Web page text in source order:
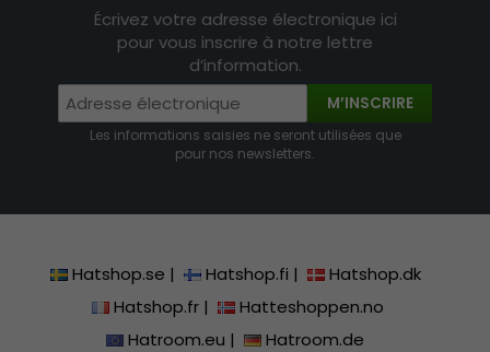
Écrivez votre adresse électronique ici
pour vous inscrire à notre lettre
d’information.
M’INSCRIRE
Les informations saisies ne seront utilisées que
pour nos newsletters.
Hatshop.se | Hatshop.fi |
Hatshop.dk
Hatshop.fr|
Hatteshoppen.no
Hatroom.eu |
Hatroom.de